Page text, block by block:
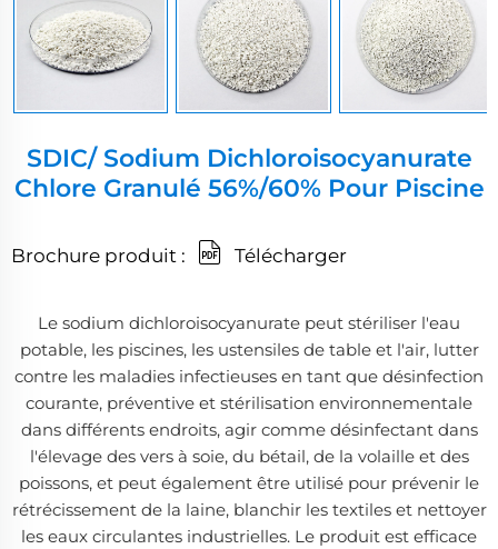
SDIC/ Sodium Dichloroisocyanurate
Chlore Granulé 56%/60% Pour Piscine
Brochure produit : Télécharger
Le sodium dichloroisocyanurate peut stériliser l'eau
potable, les piscines, les ustensiles de table et l'air, lutter
contre les maladies infectieuses en tant que désinfection
courante, préventive et stérilisation environnementale
dans différents endroits, agir comme désinfectant dans
l'élevage des vers à soie, du bétail, de la volaille et des
poissons, et peut également être utilisé pour prévenir le
rétrécissement de la laine, blanchir les textiles et nettoyer
les eaux circulantes industrielles. Le produit est efficace